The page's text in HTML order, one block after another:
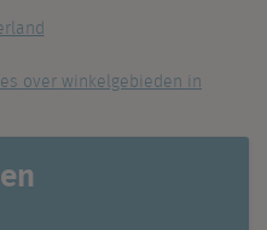
over winkelgebieden in